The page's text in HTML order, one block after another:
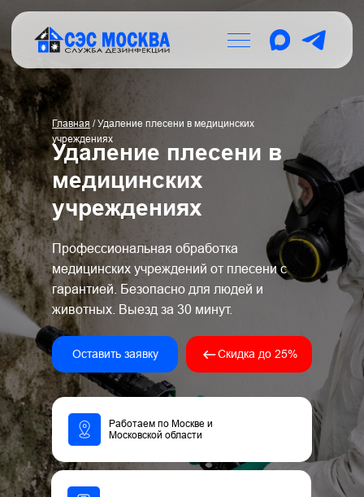
Удаление плесени в
медицинских
учреждениях
Профессиональная обработка
медицинских учреждений от плесени с
гарантией. Безопасно для людей и
животных. Выезд за 30 минут.
Главная / Удаление плесени в медицинских
учреждениях
Оставить заявку Скидка до 25%
Работаем по Москве и
Московской области